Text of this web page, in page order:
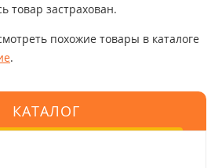
товар застрахован.
похожие товары в каталоге
.
КАТАЛОГ